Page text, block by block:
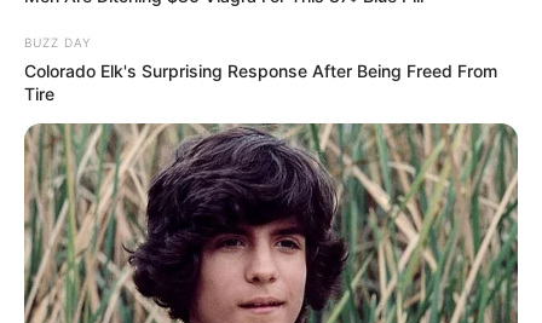
BUZZ DAY
Colorado Elk's Surprising Response After Being Freed From
Tire